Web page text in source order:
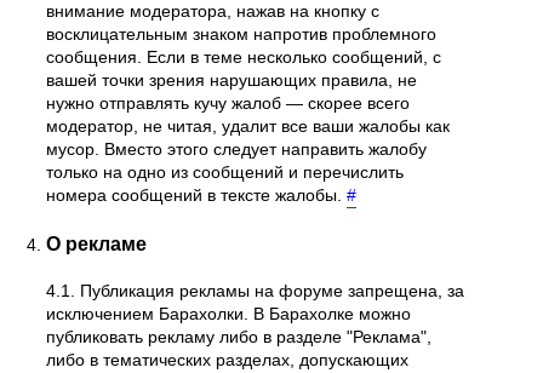
внимание модератора, нажав на кнопку с
восклицательным знаком напротив проблемного
сообщения. Если в теме несколько сообщений, с
вашей точки зрения нарушающих правила, не
нужно отправлять кучу жалоб — скорее всего
модератор, не читая, удалит все ваши жалобы как
мусор. Вместо этого следует направить жалобу
только на одно из сообщений и перечислить
номера сообщений в тексте жалобы.#
О рекламе
4.1. Публикация рекламы на форуме запрещена, за
исключением Барахолки. В Барахолке можно
публиковать рекламу либо в разделе "Реклама",
либо в тематических разделах, допускающих